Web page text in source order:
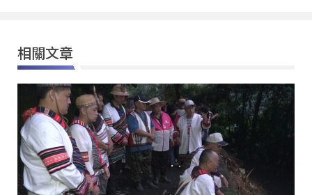
相關文章